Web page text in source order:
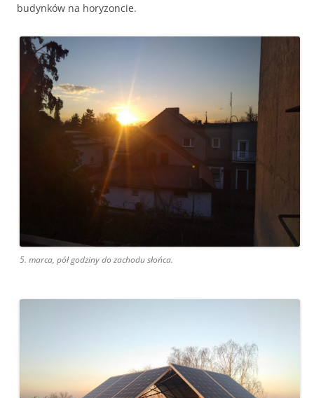
budynków na horyzoncie.
5. marca, pół godziny do zachodu słońca.